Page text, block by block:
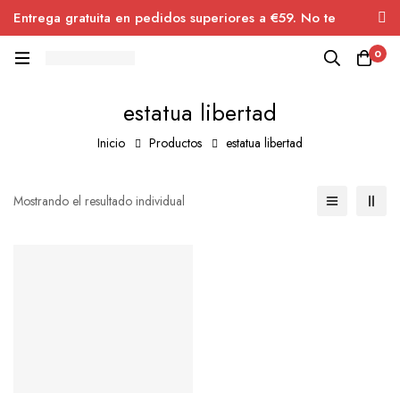
Entrega gratuita en pedidos superiores a €59. No te
pierdas el descuento.
0
estatua libertad
Inicio Productos estatua libertad
Mostrando el resultado individual